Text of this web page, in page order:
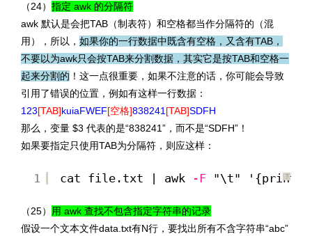
（24） 指定 awk 的分隔符
awk 默认是会把TAB（制表符）和空格都当作分隔符的（混
用），所以， 如果你的一行数据中既含有空格，又含有TAB，
不要以为awk只会按TAB来分割数据，其实它是按TAB和空格一
起来分割的 ！这一点很重要，如果不注意的话，你可能会导致
引用了错误的位置，例如有这样一行数据：
123[TAB]kuiaFWEF[空格]838241[TAB]SDFH
那么，变量 $3 代表的是“838241”，而不是“SDFH”！
如果要指定只使用TAB为分隔符，则应这样：
?
1 cat file.txt | awk -F "\t" '{print
（25）
用 awk 查找不包含指定字符串的记录
假设一个文本文件data.txt有N行，要找出所有不含字符串“abc”